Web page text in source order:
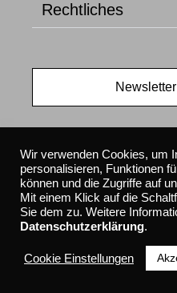
Rechtliches
Wir verwenden Cookies, um
personalisieren, Funktionen
können und die Zugriffe auf
Mit einem Klick auf die
Sie dem zu. Weitere
Datenschutzerklärung.
Cookie Einstellungen